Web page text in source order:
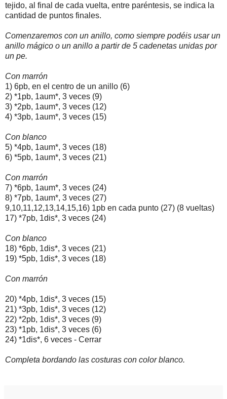
tejido, al final de cada vuelta, entre paréntesis, se indica la
cantidad de puntos finales.
Comenzaremos con un anillo, como siempre podéis usar un
anillo mágico o un anillo a partir de 5 cadenetas unidas por
un pe.
Con marrón
1) 6pb, en el centro de un anillo (6)
2) *1pb, 1aum*, 3 veces (9)
3) *2pb, 1aum*, 3 veces (12)
4) *3pb, 1aum*, 3 veces (15)
Con blanco
5) *4pb, 1aum*, 3 veces (18)
6) *5pb, 1aum*, 3 veces (21)
Con marrón
7) *6pb, 1aum*, 3 veces (24)
8) *7pb, 1aum*, 3 veces (27)
9,10,11,12,13,14,15,16) 1pb en cada punto (27) (8 vueltas)
17) *7pb, 1dis*, 3 veces (24)
Con blanco
18) *6pb, 1dis*, 3 veces (21)
19) *5pb, 1dis*, 3 veces (18)
Con marrón
20) *4pb, 1dis*, 3 veces (15)
21) *3pb, 1dis*, 3 veces (12)
22) *2pb, 1dis*, 3 veces (9)
23) *1pb, 1dis*, 3 veces (6)
24) *1dis*, 6 veces - Cerrar
Completa bordando las costuras con color blanco.